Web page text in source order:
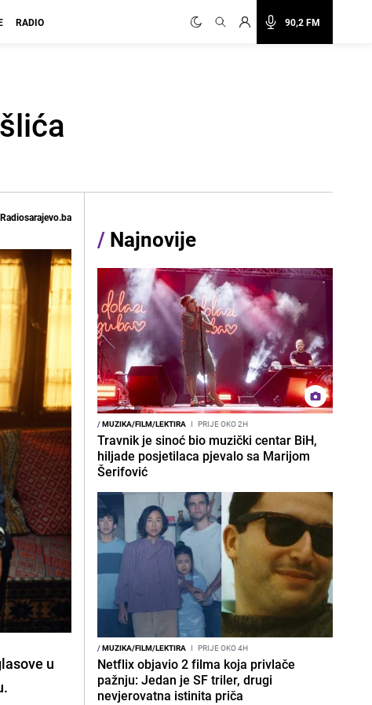
90,2 FM
RADIO
Radiosarajevo.ba
u
/ Najnovije
/MUZIKA/FILM/LEKTIRA I PRIJE OKO 2H
Travnik je sinoć bio muzički centar BiH,
hiljade posjetilaca pjevalo sa Marijom
Šerifović
/MUZIKA/FILM/LEKTIRA I PRIJE OKO 4H
Netflix objavio 2 filma koja privlače
pažnju: Jedan je SF triler, drugi
nevjerovatna istinita priča